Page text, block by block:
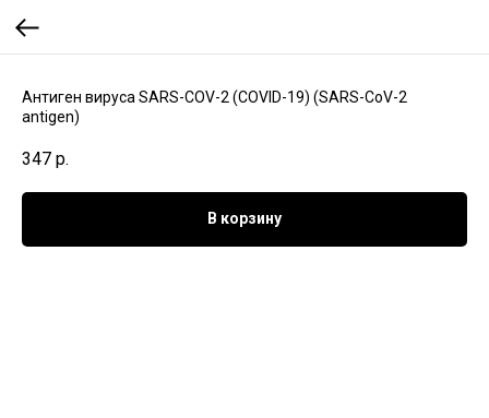
Антиген вируса SARS-COV-2 (COVID-19) (SARS-CoV-2
antigen)
347 р.
В корзину